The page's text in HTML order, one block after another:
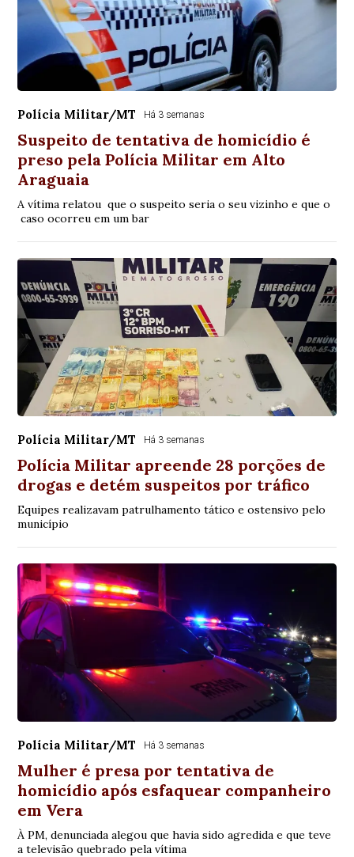
Polícia Militar/MT Há 3 semanas
Suspeito de tentativa de homicídio é
preso pela Polícia Militar em Alto
Araguaia
A vítima relatou que o suspeito seria o seu vizinho e que o
caso ocorreu em um bar
Polícia Militar/MT Há 3 semanas
Polícia Militar apreende 28 porções de
drogas e detém suspeitos por tráfico
Equipes realizavam patrulhamento tático e ostensivo pelo
município
Polícia Militar/MT Há 3 semanas
Mulher é presa por tentativa de
homicídio após esfaquear companheiro
em Vera
À PM, denunciada alegou que havia sido agredida e que teve
a televisão quebrado pela vítima